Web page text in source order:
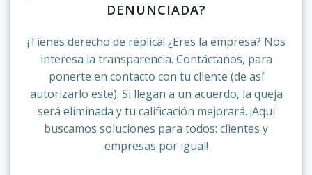
DENUNCIADA?
¡Tienes derecho de réplica! ¿Eres la empresa? Nos
interesa la transparencia. Contáctanos, para
ponerte en contacto con tu cliente (de así
autorizarlo este). Si llegan a un acuerdo, la queja
será eliminada y tu calificación mejorará. ¡Aqui
buscamos soluciones para todos: clientes y
empresas por igual!